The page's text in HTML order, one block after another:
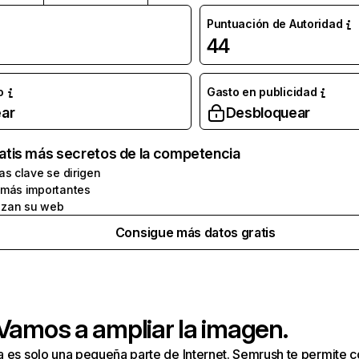
Puntuación de Autoridad
44
Gasto en publicidad
Desbloquear
más secretos de la competencia
clave se dirigen
importantes
su web
Consigue más datos gratis
a ampliar la imagen.
es solo una pequeña parte de Internet. Semrush te permite